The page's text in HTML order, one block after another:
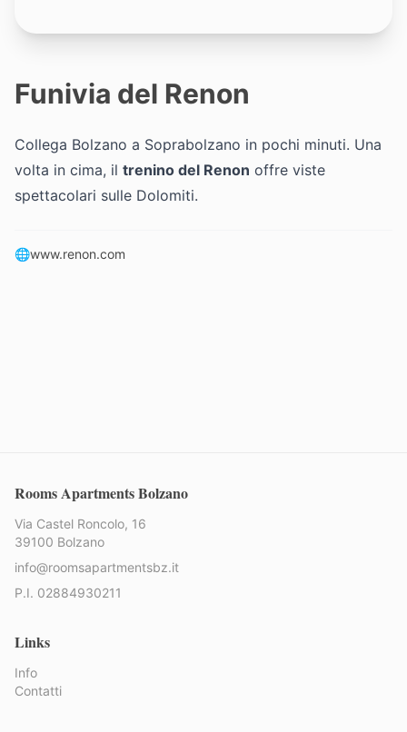
Funivia del Renon
Collega Bolzano a Soprabolzano in pochi minuti. Una
volta in cima, il trenino del Renon offre viste
spettacolari sulle Dolomiti.
🌐www.renon.com
Rooms Apartments Bolzano
Via Castel Roncolo, 16
39100 Bolzano
info@roomsapartmentsbz.it
P.I. 02884930211
Links
Info
Contatti